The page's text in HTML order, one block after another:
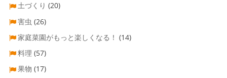
土づくり (20)
害虫 (26)
家庭菜園がもっと楽しくなる！ (14)
料理 (57)
果物 (17)